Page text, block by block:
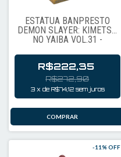
ESTÁTUA BANPRESTO
DEMON SLAYER: KIMETSU
NO YAIBA VOL.31 -
(96931)
R$222,35
R$272,90
3 x de R$74,12 sem juros
-11 % OFF